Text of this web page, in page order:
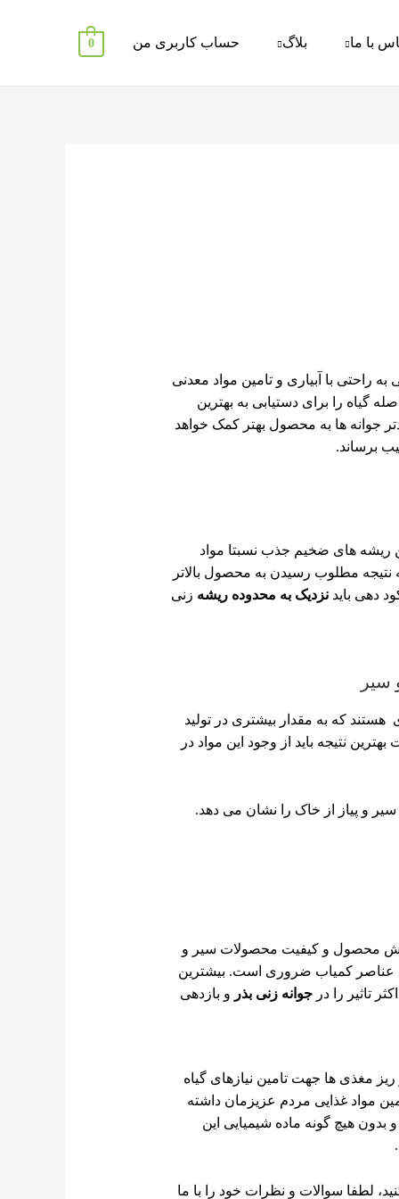
با ما بلاگ حساب کاربری من 0
راحتی با آبیاری و تامین مواد معدنی
گیاه را برای دستیابی به بهترین
جوانه ها به محصول بهتر کمک خواهد
برساند.
ریشه های ضخیم جذب نسبتا مواد
مطلوب رسیدن به محصول بالاتر
دهی باید نزدیک به محدوده ریشه زنی
هستند که به مقدار بیشتری در تولید
نتیجه باید از وجود این مواد در
و پیاز از خاک را نشان می دهد.
محصول و کیفیت محصولات سیر و
عناصر کمیاب ضروری است. بیشترین
تاثیر را در جوانه زنی بذر و بازدهی
مغذی ها جهت تامین نیازهای گیاه
مواد غذایی مردم عزیزمان داشته
و بدون هیچ گونه ماده شیمیایی این
لطفا سوالات و نظرات خود را با ما